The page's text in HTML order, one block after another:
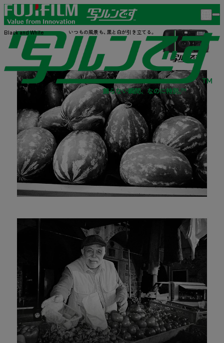
いつもの風景も、 黒と白が引き立てる。
Black and White